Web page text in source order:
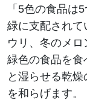
「5色の食品は
緑に支配されて
ウリ、冬のメ
緑色の食品を食
と湿らせる乾
を和らげます。